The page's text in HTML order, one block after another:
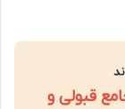
قبولی و